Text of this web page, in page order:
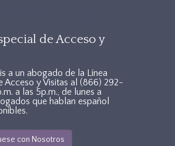
de Acceso y
a un abogado de la Línea
Acceso y Visitas al (866) 292-
a las 5p.m., de lunes a
que hablan español
con Nosotros